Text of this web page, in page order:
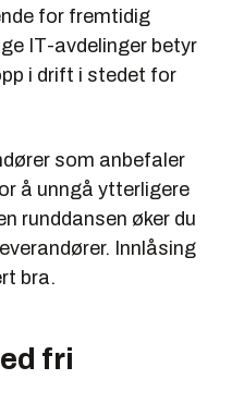
for fremtidig
IT-avdelinger betyr
i drift i stedet for
som anbefaler
å unngå ytterligere
runddansen øker du
Innlåsing
bra.
fri